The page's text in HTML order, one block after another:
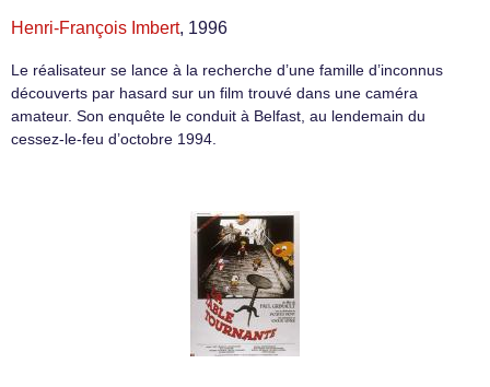
Henri-François Imbert, 1996
Le réalisateur se lance à la recherche d’une famille d’inconnus
découverts par hasard sur un film trouvé dans une caméra
amateur. Son enquête le conduit à Belfast, au lendemain du
cessez-le-feu d’octobre 1994.